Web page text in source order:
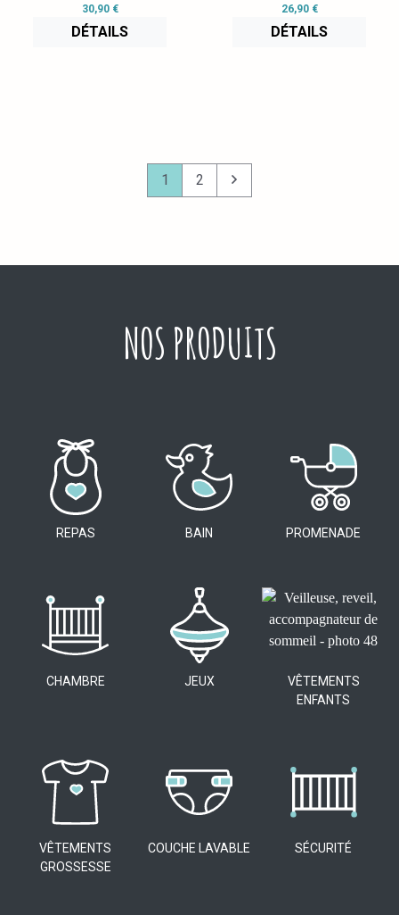
30,90 €
DÉTAILS
26,90 €
DÉTAILS
1 2
NOS PRODUITS
REPAS BAIN PROMENADE
CHAMBRE JEUX
VÊTEMENTS
ENFANTS
VÊTEMENTS
GROSSESSE
COUCHE LAVABLE SÉCURITÉ